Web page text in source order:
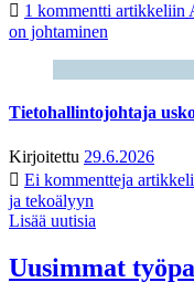
1 kommentti artikkeliin
on johtaminen
Tietohallintojohtaja
Kirjoitettu 29.6.2026
Ei kommentteja
ja tekoälyyn
Lisää uutisia
Uusimmat